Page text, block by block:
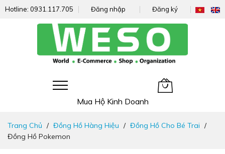
Hotline: 0931.117.705 Đăng nhập Đăng ký
Mua Hộ Kinh Doanh
nhanh
đến
Trang Chủ Đồng Hồ Hàng Hiệu
Đồng Hồ Cho Bé Trai
Đồng Hồ Pokemon